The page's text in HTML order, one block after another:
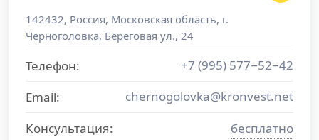
142432, Россия, Московская область, г.
Черноголовка, Береговая ул., 24
Телефон:
+7 (995) 577−52−42
Email:
chernogolovka@kronvest.net
Консультация:
бесплатно